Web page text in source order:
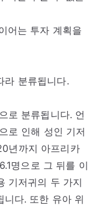
어는 투자 계획을
라 분류됩니다.
로 분류됩니다. 언
로 인해 성인 기저
년까지 아프리카
명으로 그 뒤를 이
기저귀의 두 가지
다. 또한 유아 위